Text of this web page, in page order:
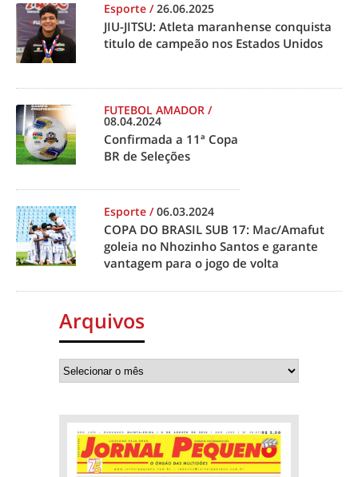
Esporte /26.06.2025
JIU-JITSU: Atleta maranhense conquista
titulo de campeão nos Estados Unidos
FUTEBOL AMADOR /
08.04.2024
Confirmada a 11ª Copa
BR de Seleções
Esporte /06.03.2024
COPA DO BRASIL SUB 17: Mac/Amafut
goleia no Nhozinho Santos e garante
vantagem para o jogo de volta
Arquivos